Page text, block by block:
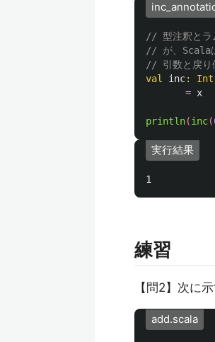
// 型注釈とラ
// が、Scala
// 引数と戻り
val
inc: Int
= x
println(inc(
実行結果
練習
【問2】次に
add.scala